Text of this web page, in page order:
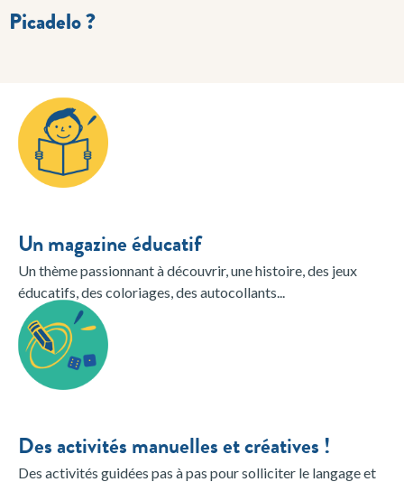
Picadelo ?
Un magazine éducatif
Un thème passionnant à découvrir, une histoire, des jeux
éducatifs, des coloriages, des autocollants...
Des activités manuelles et créatives !
Des activités guidées pas à pas pour solliciter le langage et